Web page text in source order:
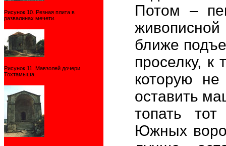
Рисунок 10. Резная плита в
развалинах мечети.
Рисунок 11. Мавзолей дочери
Тохтамыша.
Потом –
ближе
проселку, к
которую не
оставить
топать
Южных